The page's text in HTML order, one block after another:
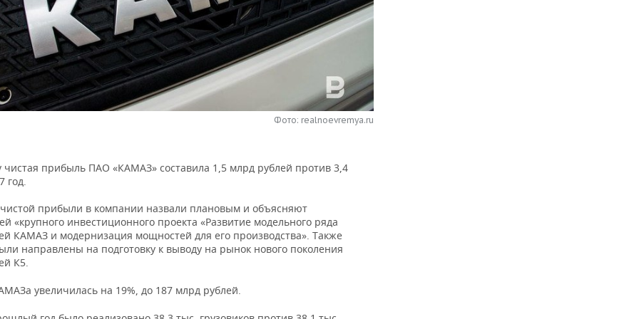
Фото: realnoevremya.ru
чистая прибыль ПАО «КАМАЗ» составила 1,5 млрд рублей против 3,4
год.
прибыли в компании назвали плановым и объясняют
«крупного инвестиционного проекта «Развитие модельного ряда
КАМАЗ и модернизация мощностей для его производства». Также
направлены на подготовку к выводу на рынок нового поколения
К5.
увеличилась на 19%, до 187 млрд рублей.